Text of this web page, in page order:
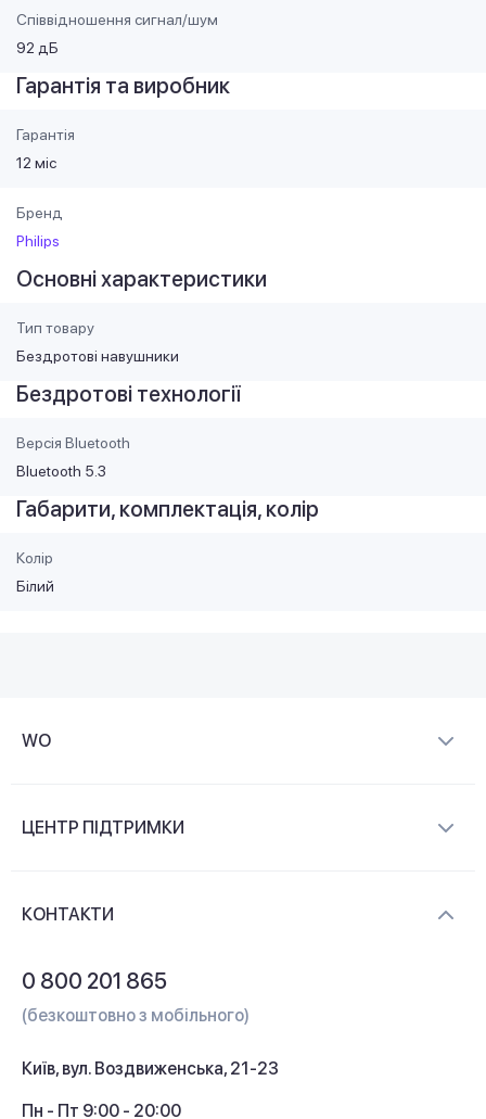
Співвідношення сигнал/шум
92 дБ
Гарантія та виробник
Гарантія
12 міс
Бренд
Philips
Основні характеристики
Тип товару
Бездротові навушники
Бездротові технології
Версія Bluetooth
Bluetooth 5.3
Габарити, комплектація, колір
Колір
Білий
WO
Контакти
ЦЕНТР ПІДТРИМКИ
Кешбек
КОНТАКТИ
0 800 201 865
(безкоштовно з мобільного)
Київ, вул. Воздвиженська, 21-23
Пн - Пт 9:00 - 20:00